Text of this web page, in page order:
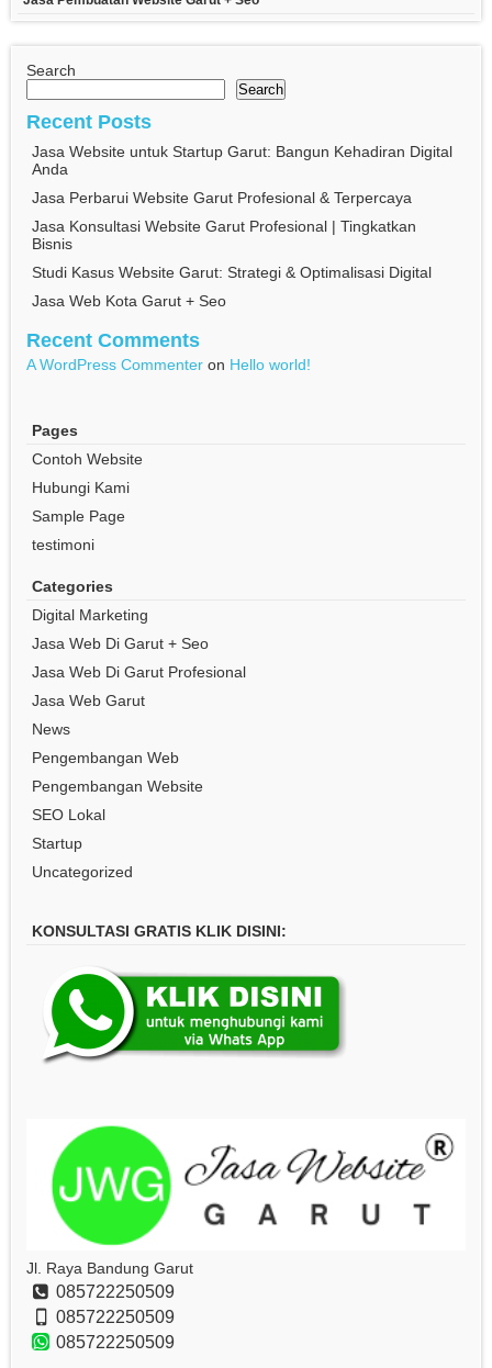
Search
Search
Recent Posts
Jasa Website untuk Startup Garut: Bangun Kehadiran Digital
Anda
Jasa Perbarui Website Garut Profesional & Terpercaya
Jasa Konsultasi Website Garut Profesional | Tingkatkan
Bisnis
Studi Kasus Website Garut: Strategi & Optimalisasi Digital
Jasa Web Kota Garut + Seo
Recent Comments
A WordPress Commenter on Hello world!
Pages
Contoh Website
Hubungi Kami
Sample Page
testimoni
Categories
Digital Marketing
Jasa Web Di Garut + Seo
Jasa Web Di Garut Profesional
Jasa Web Garut
News
Pengembangan Web
Pengembangan Website
SEO Lokal
Startup
Uncategorized
KONSULTASI GRATIS KLIK DISINI:
Jl. Raya Bandung Garut
085722250509
085722250509
085722250509